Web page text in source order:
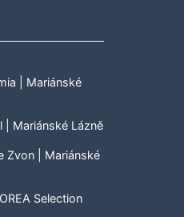
| Mariánské
| Mariánské Lázně
Zvon | Mariánské
Selection